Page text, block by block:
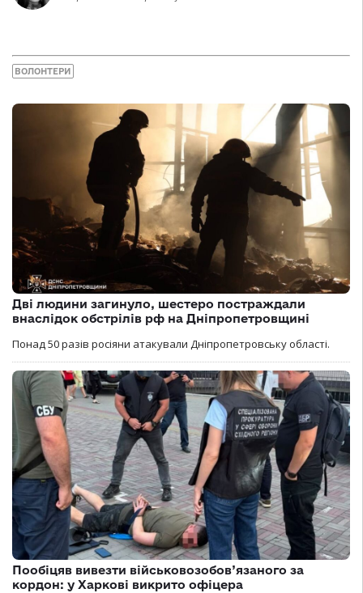
ВОЛОНТЕРИ
Дві людини загинуло, шестеро постраждали
внаслідок обстрілів рф на Дніпропетровщині
Понад 50 разів росіяни атакували Дніпропетровську області.
Пообіцяв вивезти військовозобов’язаного за
кордон: у Харкові викрито офіцера